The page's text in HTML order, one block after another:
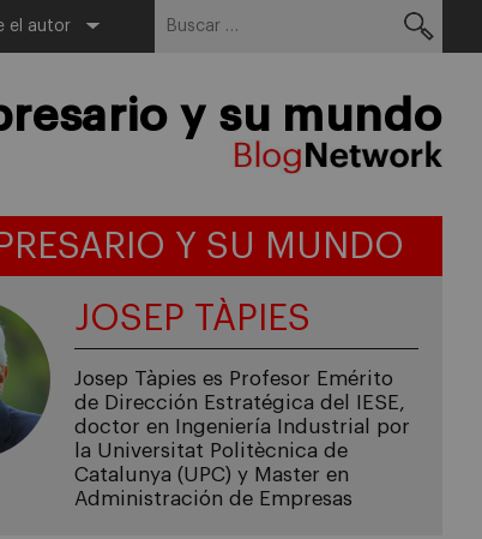
el autor
y su mundo
Y SU MUNDO
JOSEP TÀPIES
Josep Tàpies es Profesor Emérito
de Dirección Estratégica del IESE,
doctor en Ingeniería Industrial por
la Universitat Politècnica de
Catalunya (UPC) y Master en
Administración de Empresas